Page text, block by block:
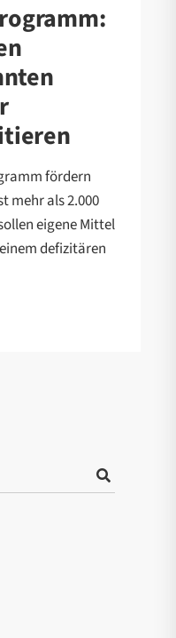
fördern
mehr als 2.000
eigene Mittel
defizitären